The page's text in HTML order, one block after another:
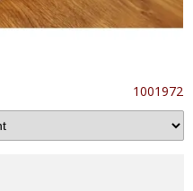
1001972